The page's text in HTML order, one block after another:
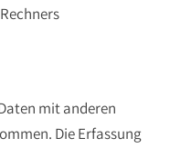
mit anderen
Die Erfassung